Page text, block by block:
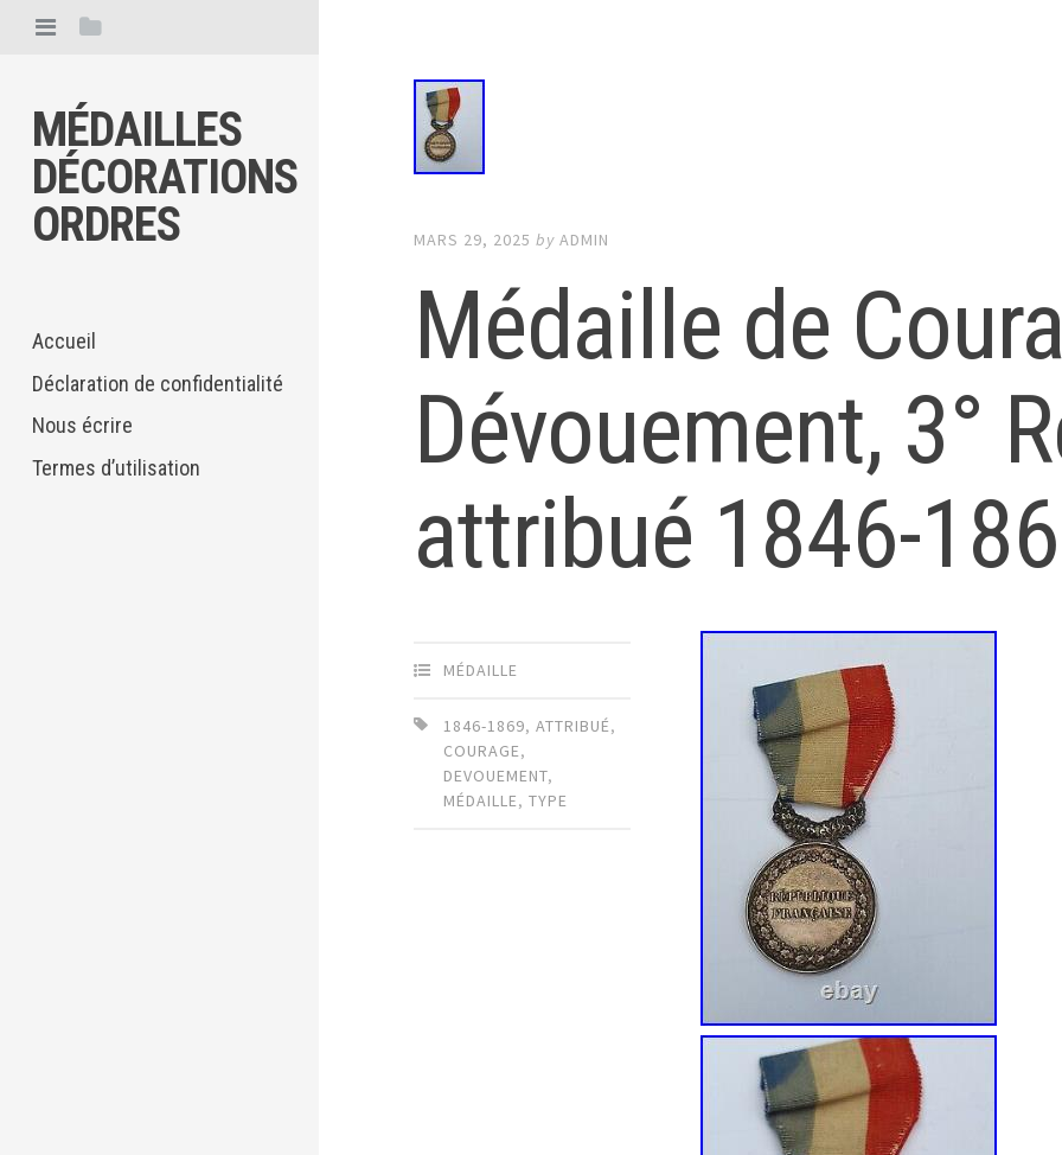
MÉDAILLES
DÉCORATIONS
ORDRES
Accueil
Déclaration de confidentialité
Nous écrire
Termes d’utilisation
MARS 29, 2025 byADMIN
Médaille de
Dévouement, 3°
attribué 1846-
MÉDAILLE
1846-1869,ATTRIBUÉ,
COURAGE,
DEVOUEMENT,
MÉDAILLE,TYPE